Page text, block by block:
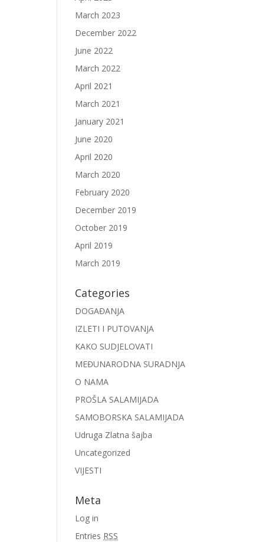
March 2023
December 2022
June 2022
March 2022
April 2021
March 2021
January 2021
June 2020
April 2020
March 2020
February 2020
December 2019
October 2019
April 2019
March 2019
Categories
DOGAĐANJA
IZLETI I PUTOVANJA
KAKO SUDJELOVATI
MEĐUNARODNA SURADNJA
O NAMA
PROŠLA SALAMIJADA
SAMOBORSKA SALAMIJADA
Udruga Zlatna šajba
Uncategorized
VIJESTI
Meta
Log in
Entries RSS